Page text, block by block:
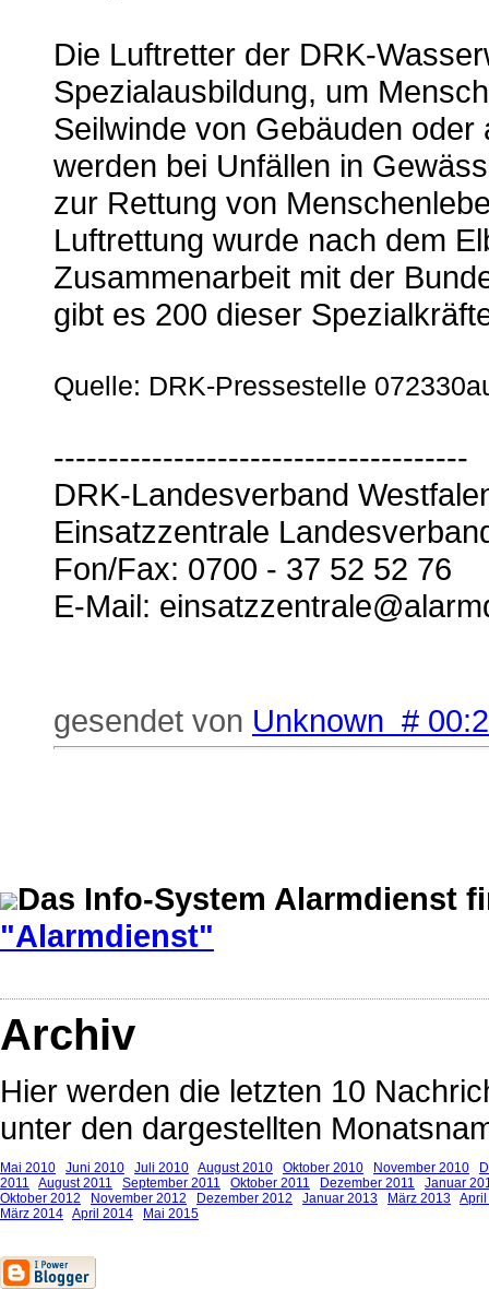
Die Luftretter der DRK-
Spezialausbildung, um
Seilwinde von Gebäuden
werden bei Unfällen in
zur Rettung von
Luftrettung wurde nach dem
Zusammenarbeit mit der
gibt es 200 dieser
Quelle: DRK-Pressestelle
--------------------------------------
DRK-Landesverband
Einsatzzentrale
Fon/Fax: 0700 - 37 52 52 76
E-Mail:
gesendet von Unknown #
Das Info-System Alarmdienst
"Alarmdienst"
Archiv
Hier werden die letzten 10
unter den dargestellten
Mai 2010 Juni 2010 Juli 2010 August 2010 Oktober 2010 November 2010
2011
August 2011 September 2011 Oktober 2011 Dezember 2011
Januar
Oktober 2012
November 2012 Dezember 2012 Januar 2013 März 2013
März 2014 April 2014 Mai 2015